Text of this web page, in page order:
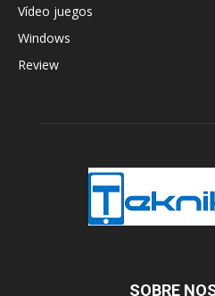
Vídeo juegos
Windows
Review
SOBRE